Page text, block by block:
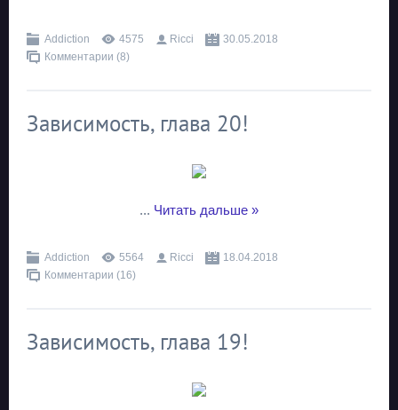
Addiction 4575 Ricci
30.05.2018
Комментарии (8)
Зависимость, глава 20!
... Читать дальше »
Addiction 5564 Ricci
18.04.2018
Комментарии (16)
Зависимость, глава 19!